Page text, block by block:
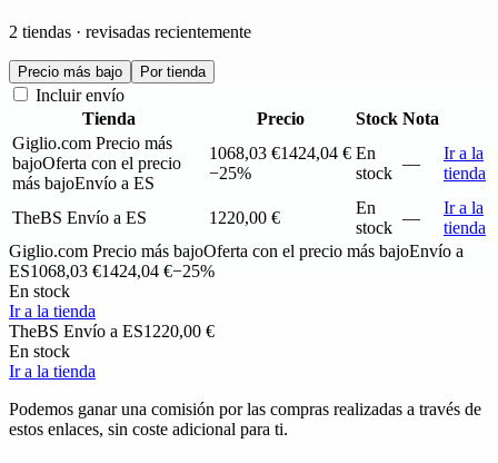
2 tiendas · revisadas recientemente
Precio más bajo Por tienda
Incluir envío
Tienda
Precio Stock Nota
Giglio.com Precio más
bajoOferta con el precio
más bajoEnvío a ES
1068,03 €1424,04 €
−25%
En
stock
—
Ir a la
tienda
TheBS Envío a ES 1220,00 €
En
stock
—
Ir a la
tienda
Giglio.com Precio más bajoOferta con el precio más bajoEnvío a
ES1068,03 €1424,04 €−25%
En stock
Ir a la tienda
TheBS Envío a ES1220,00 €
En stock
Ir a la tienda
Podemos ganar una comisión por las compras realizadas a través de
estos enlaces, sin coste adicional para ti.